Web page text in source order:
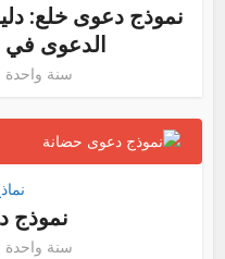
نموذج دعوى خلع:
الدعوى في
سنة واحدة
نموذج
سنة واحدة